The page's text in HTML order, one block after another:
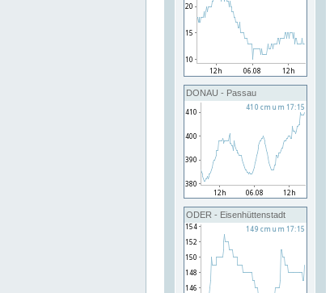
DONAU - Passau
ODER - Eisenhüttenstadt